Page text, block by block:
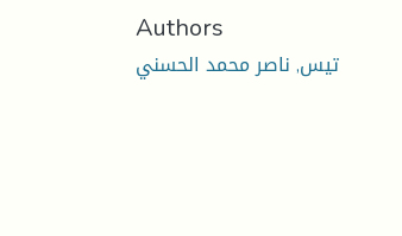
Authors
تيس, ناصر محمد الحسني